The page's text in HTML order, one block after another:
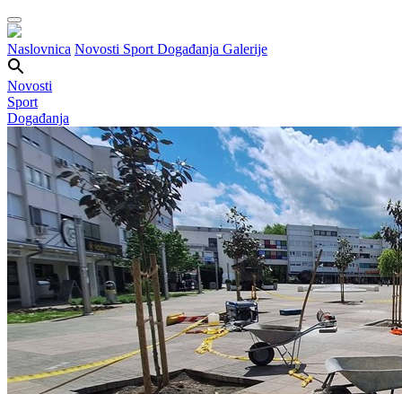
Naslovnica Novosti Sport Događanja Galerije
Novosti
Sport
Događanja